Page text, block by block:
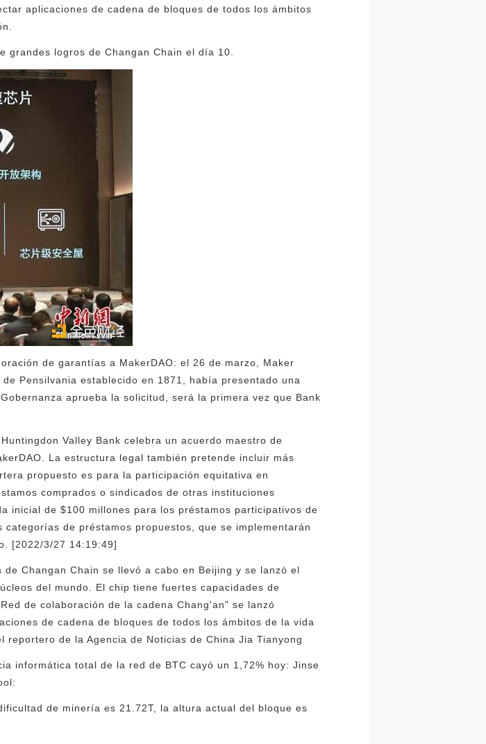
aplicaciones de cadena de bloques de todos los ámbitos
logros de Changan Chain el día 10.
de garantías a MakerDAO: el 26 de marzo, Maker
Pensilvania establecido en 1871, había presentado una
aprueba la solicitud, será la primera vez que Bank
Valley Bank celebra un acuerdo maestro de
La estructura legal también pretende incluir más
propuesto es para la participación equitativa en
comprados o sindicados de otras instituciones
inicial de $100 millones para los préstamos participativos de
de préstamos propuestos, que se implementarán
[2022/3/27 14:19:49]
Changan Chain se llevó a cabo en Beijing y se lanzó el
del mundo. El chip tiene fuertes capacidades de
de colaboración de la cadena Chang'an" se lanzó
de cadena de bloques de todos los ámbitos de la vida
de la Agencia de Noticias de China Jia Tianyong
informática total de la red de BTC cayó un 1,72% hoy: Jinse
de minería es 21.72T, la altura actual del bloque es